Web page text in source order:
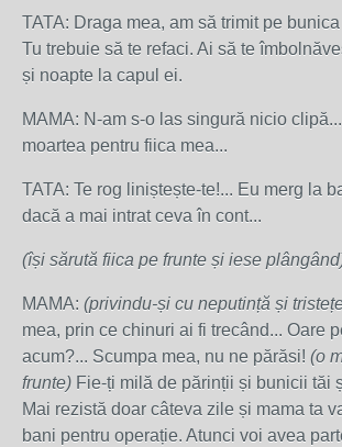
TATA: Draga mea, am să trimit pe
Tu trebuie să te refaci. Ai să te
și noapte la capul ei.
MAMA: N-am s-o las singură nicio
moartea pentru fiica mea...
TATA: Te rog liniștește-te!... Eu merg la
dacă a mai intrat ceva în cont...
(își sărută fiica pe frunte și iese
MAMA: (privindu-și cu neputință și
mea, prin ce chinuri ai fi trecând... Oare
acum?... Scumpa mea, nu ne părăsi! (o
frunte) Fie-ți milă de părinții și bunicii tăi
Mai rezistă doar câteva zile și mama ta
bani pentru operație. Atunci voi avea